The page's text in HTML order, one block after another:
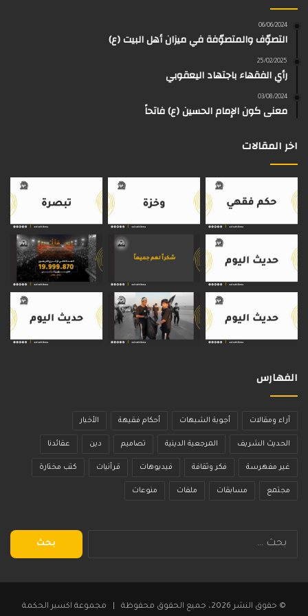
ب
م
06/06/2024
التصوّف والمتصوّفة في ميزان أهل البيت (ع)
25/02/2025
رأي الفقهاء باجتهاد اليعقوبي
03/08/2024
معنى كون الإمام الحسين (ع) فاتحاً
اخر المقالات
الفهارس
آراء ومقالات أجوبة الشبهات أحكام فقيهة الأخبار
الحديث الشريف المرجعية الدينية تصاميم دين عقائدنا
غير مفهرسة فكر وثقافة فيديوهات قرآنيات كتب مختارة
مجتمع مسابقات ملفات منوعات
البحث
© حقوق النشر 2026، جميع الحقوق محفوظة | مجموعة اكسير الحكمة